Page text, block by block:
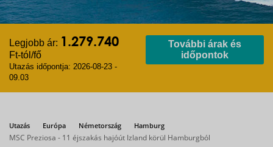
Legjobb ár: 1.279.740
Ft-tól/fő
Utazás időpontja: 2026-08-23 -
09.03
További árak és
időpontok
Utazás Európa Németország Hamburg
MSC Preziosa - 11 éjszakás hajóút Izland körül Hamburgból